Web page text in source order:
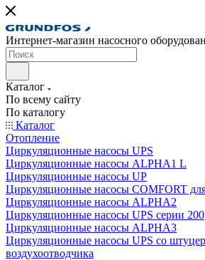
Интернет-магазин насосного
Каталог
По всему сайту
По каталогу
Каталог
Отопление
Циркуляционные насосы UPS
Циркуляционные насосы ALPHA1 L
Циркуляционные насосы UP
Циркуляционные насосы COMFORT
Циркуляционные насосы ALPHA2
Циркуляционные насосы UPS серии 200
Циркуляционные насосы ALPHA3
Циркуляционные насосы UPS со
воздухоотводчика